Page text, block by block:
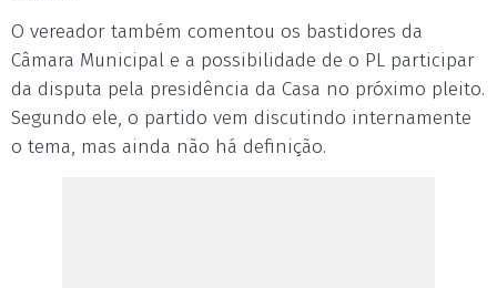
O vereador também comentou os bastidores da
Câmara Municipal e a possibilidade de o PL participar
da disputa pela presidência da Casa no próximo pleito.
Segundo ele, o partido vem discutindo internamente
o tema, mas ainda não há definição.